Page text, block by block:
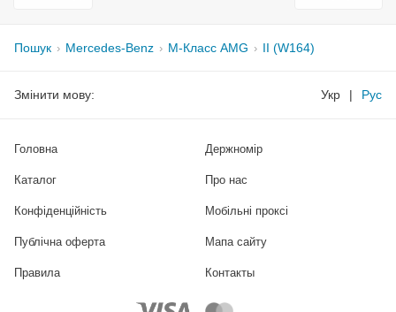
Пошук Mercedes-Benz M-Класс AMG II (W164)
Змінити мову: Укр | Рус
Головна
Каталог
Держномір
Про нас
Конфіденційність Мобільні проксі
Публічна оферта Мапа сайту
Правила Контакты